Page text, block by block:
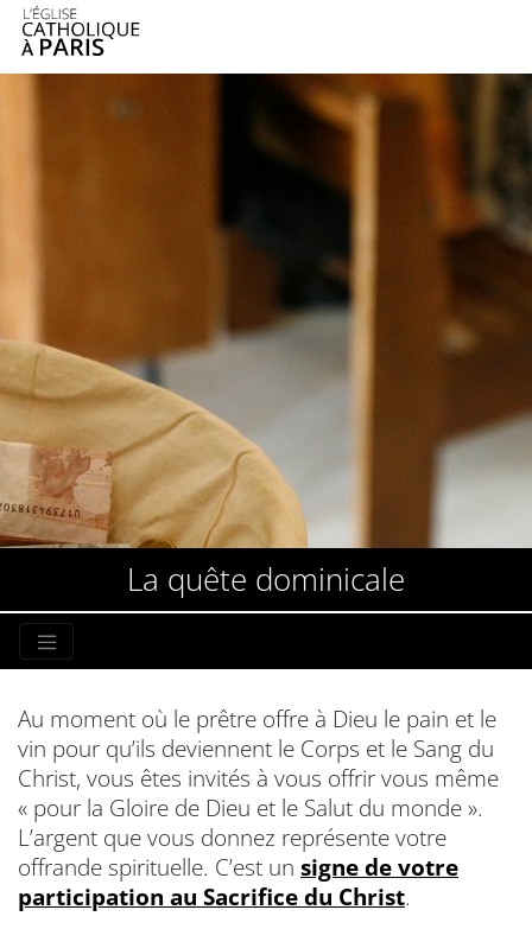
La quête dominicale
Au moment où le prêtre offre à Dieu le pain et le
vin pour qu’ils deviennent le Corps et le Sang du
Christ, vous êtes invités à vous offrir vous même
« pour la Gloire de Dieu et le Salut du monde ».
L’argent que vous donnez représente votre
offrande spirituelle. C’est un signe de votre
participation au Sacrifice du Christ.
Panneau de gestion des cookies